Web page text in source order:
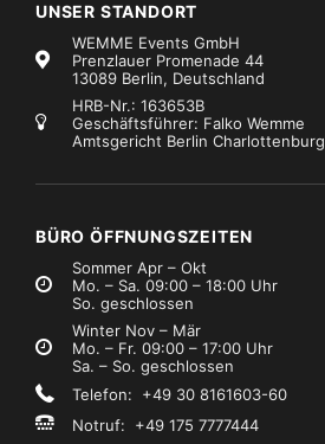
UNSER STANDORT
WEMME Events GmbH
Prenzlauer Promenade 44
13089 Berlin, Deutschland
HRB-Nr.: 163653B
Geschäftsführer: Falko Wemme
Amtsgericht Berlin Charlottenburg
BÜRO ÖFFNUNGSZEITEN
Sommer Apr – Okt
Mo. – Sa. 09:00 – 18:00 Uhr
So. geschlossen
Winter Nov – Mär
Mo. – Fr. 09:00 – 17:00 Uhr
Sa. – So. geschlossen
Telefon: +49 30 8161603-60
Notruf: +49 175 7777444